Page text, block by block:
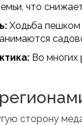
что
Ходьба пешком
Во многих
сторону